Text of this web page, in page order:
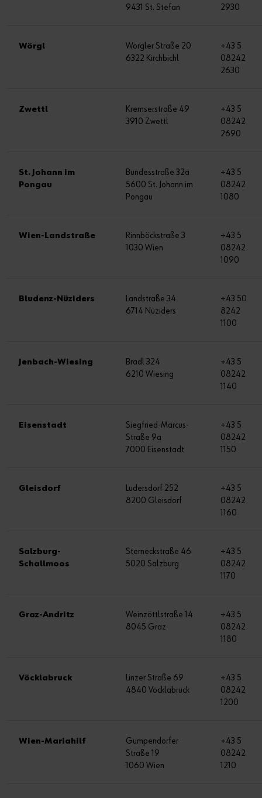
9431 St. Stefan
2930
Wörgl
Wörgler Straße 20
6322 Kirchbichl
+43 5
08242
2630
Zwettl
Kremserstraße 49
3910 Zwettl
+43 5
08242
2690
St. Johann im
Pongau
Bundesstraße 32a
5600 St. Johann im
Pongau
+43 5
08242
1080
Wien-Landstraße
Rinnböckstraße 3
1030 Wien
+43 5
08242
1090
Bludenz-Nüziders
Landstraße 34
6714 Nüziders
+43 50
8242
1100
Jenbach-Wiesing
Bradl 324
6210 Wiesing
+43 5
08242
1140
Eisenstadt
Siegfried-Marcus-
Straße 9a
7000 Eisenstadt
+43 5
08242
1150
Gleisdorf
Ludersdorf 252
8200 Gleisdorf
+43 5
08242
1160
Salzburg-
Schallmoos
Sterneckstraße 46
5020 Salzburg
+43 5
08242
1170
Graz-Andritz
Weinzöttlstraße 14
8045 Graz
+43 5
08242
1180
Vöcklabruck
Linzer Straße 69
4840 Vöcklabruck
+43 5
08242
1200
Wien-Mariahilf
Gumpendorfer
Straße 19
1060 Wien
+43 5
08242
1210